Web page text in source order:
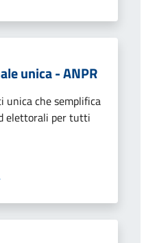
unica - ANPR
unica che semplifica
elettorali per tutti